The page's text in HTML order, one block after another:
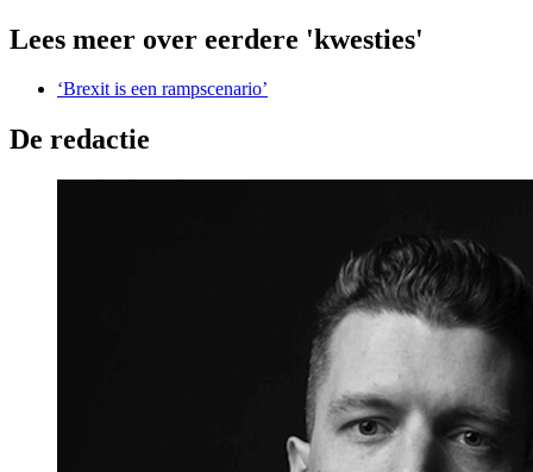
Lees meer over eerdere 'kwesties'
‘Brexit is een rampscenario’
De redactie